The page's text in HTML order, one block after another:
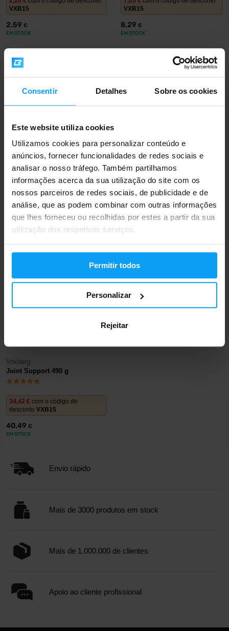
Consentir Detalhes Sobre os cookies
Este website utiliza cookies
Utilizamos cookies para personalizar conteúdo e
anúncios, fornecer funcionalidades de redes sociais e
analisar o nosso tráfego. Também partilhamos
informações acerca da sua utilização do site com os
nossos parceiros de redes sociais, de publicidade e de
análise, que as podem combinar com outras informações
que lhes forneceu ou recolhidas por estes a partir da sua
utilização dos respetivos serviços.
Permitir todos
Personalizar
Rejeitar
VXB15
2,59 €
EM STOCK
VXB15
8,29 €
EM STOCK
Electrolytes Hydro Daily 500 ml
2,20€
com o código de desconto
VXB15
2,59
EM STOCK
Recover Ease 60 cápsulas
com o código de desconto
VXB15
EM STOCK
Voxberg
Joint Support 490 g
34,42 €
desconto VXB15
40,49 €
EM STOCK
Envio rápido
Mais de 3000 produtos em stock
Mais de 1.000.000 de clientes
Apoio ao cliente profissional